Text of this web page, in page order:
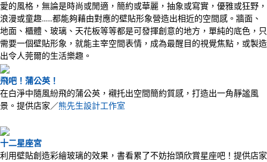
愛的風格，無論是時尚或閒適，簡約或華麗，抽象或寫實，優雅或狂野，
浪漫或童趣……都能夠藉由對應的壁貼形象營造出相近的空間感。牆面、
地面、櫃體、玻璃、天花板等等都是可發揮創意的地方，單純的底色，只
需要一個壁貼形象，就能主宰空間表情，成為最醒目的視覺焦點，或製造
出令人莞爾的生活樂趣。
飛吧！蒲公英！
在白淨中隨風紛飛的蒲公英，襯托出空間簡約質感，打造出一角靜謐風
景。提供店家／熊先生設計工作室
十二星座宮
利用壁貼創造彩繪玻璃的效果，書看累了不妨抬頭欣賞星座吧！提供店家